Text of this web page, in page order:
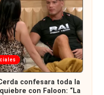
confesara toda la
con Faloon: “La